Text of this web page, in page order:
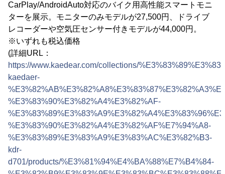
CarPlay/AndroidAuto対応のバイク用高性能スマートモニ
ターを展示。モニターのみモデルが27,500円、ドライブ
レコーダーや空気圧センサー付きモデルが44,000円。
※いずれも税込価格
(詳細URL：
https://www.kaedear.com/collections/
kaedaer-
%E3%83%90%E3%82%A4%E3%82%AF-
%E3%83%90%E3%82%A4%E3%82%AF%E7%94%A8-
%E3%83%89%E3%83%A9%E3%83%AC%E3%82%B3-
kdr-
d701/products/%E3%81%94%E4%BA%88%E7%B4%84-